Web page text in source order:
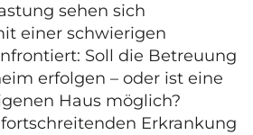
sehen sich
einer schwierigen
Soll die Betreuung
erfolgen – oder ist eine
Haus möglich?
Erkrankung